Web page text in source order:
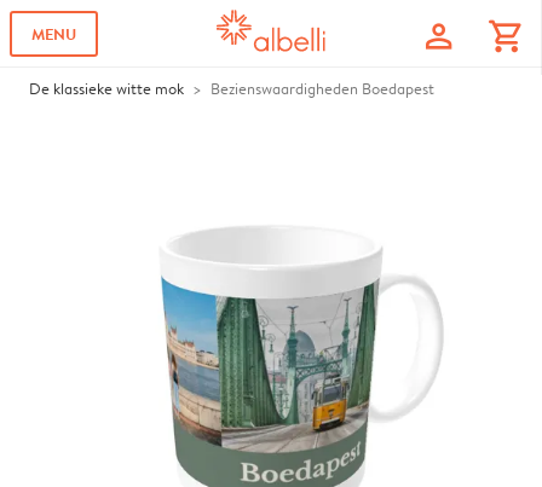
MENU profile shopping_cart
De klassieke witte mok Bezienswaardigheden Boedapest